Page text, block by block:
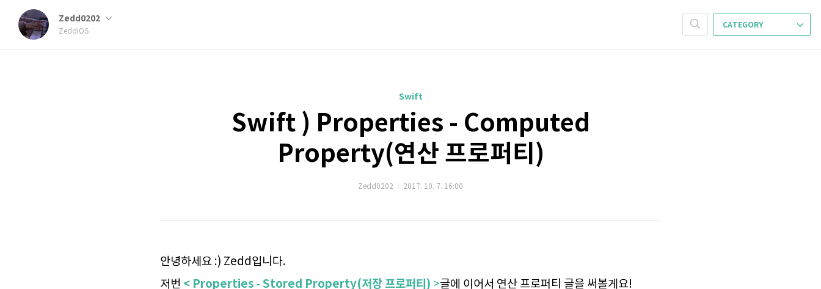
Zedd0202
ZeddiOS
CATEGORY
Swift
Swift ) Properties - Computed
Property(연산 프로퍼티)
Zedd0202 2017. 10. 7. 16:00
안녕하세요 :) Zedd입니다.
저번 < Properties - Stored Property(저장 프로퍼티) >글에 이어서 연산 프로퍼티 글을 써볼게요!